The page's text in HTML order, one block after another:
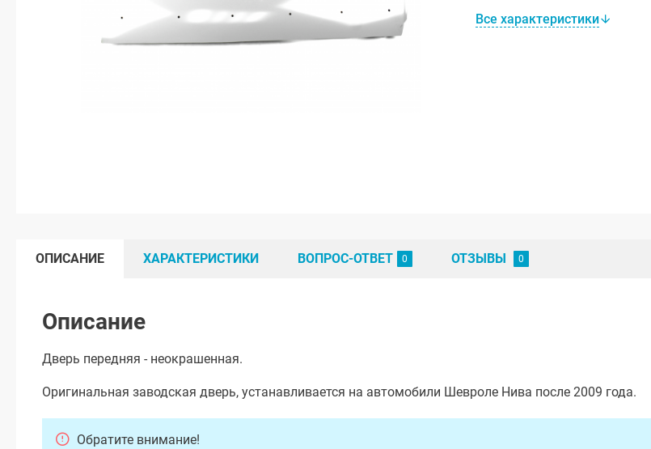
Все характеристики
ОПИСАНИЕ ХАРАКТЕРИСТИКИ ВОПРОС-ОТВЕТ ОТЗЫВЫ
Описание
Дверь передняя - неокрашенная.
Оригинальная заводская дверь, устанавливается на автомобили Шевроле Нива после 2009 года.
Обратите внимание!